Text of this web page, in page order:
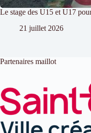
Le stage des U15 et U17
21 juillet 2026
Partenaires maillot